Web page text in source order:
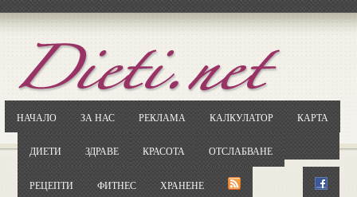
НАЧАЛО ЗА НАС РЕКЛАМА КАЛКУЛАТОР КАРТА
ДИЕТИ ЗДРАВЕ КРАСОТА ОТСЛАБВАНЕ
РЕЦЕПТИ ФИТНЕС ХРАНЕНЕ
ОтворетеGoogle.bg
Потърсете "Cloxy"
Кликнете на първия резултат
... и я въведете в полето: